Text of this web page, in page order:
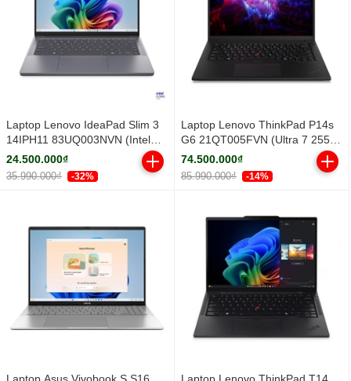
Laptop Lenovo IdeaPad Slim 3
14IPH11 83UQ003NVN (Intel
Core Ultra 5 322 | Integrated
Intel® Graphics | 14 inch
WUXGA IPS | 16GB | 512GB |
24.500.000₫
35.990.000₫ -32%
Laptop Lenovo ThinkPad P14s
G6 21QT005FVN (Ultra 7 255H/
32GB/ 1TB SSD/ RTX PRO 500
6GB/ 14.5inch WUXGA/ Win 11
Pro/ Black/ Vỏ nhôm/ 3Y)
74.500.000₫
85.990.000₫ -14%
Laptop Asus Vivobook S S16
Laptop Lenovo ThinkPad T14